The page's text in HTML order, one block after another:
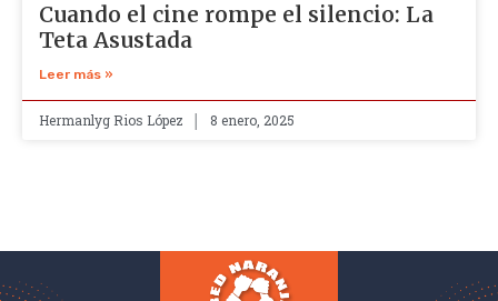
Cuando el cine rompe el silencio: La
Teta Asustada
Leer más »
Hermanlyg Rios López 8 enero, 2025